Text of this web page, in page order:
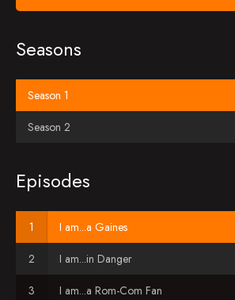
Seasons
Season 1
Season 2
Episodes
I am...a Gaines
I am...in Danger
I am...a Rom-Com Fan